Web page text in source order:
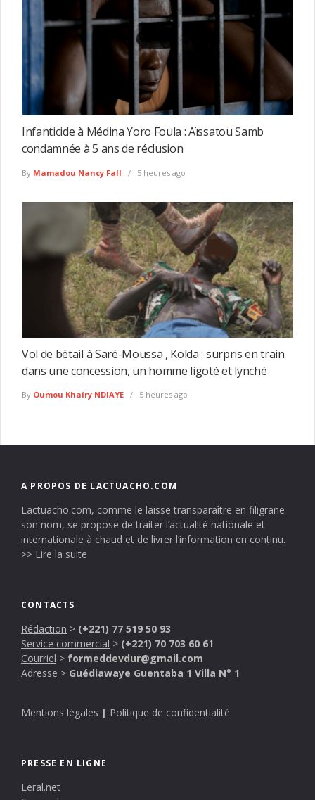
Infanticide à Médina Yoro Foula : Aïssatou Samb
condamnée à 5 ans de réclusion
By Mamadou Nancy Fall 5 heures ago
Vol de bétail à Saré-Moussa , Kolda : surpris en train
dans une concession, un homme ligoté et lynché
By Oumou Khaïry NDIAYE 5 heures ago
A PROPOS DE LACTUACHO.COM
Lactuacho.com, comme le laisse transparaître en filigrane
son nom, se propose de traiter l’actualité nationale et
internationale à chaud et de livrer l’information en continu.
>> Lire la suite
CONTACTS
Rédaction > (+221) 77 519 50 93
Service commercial > (+221) 70 703 60 61
Courriel > formeddevdur@gmail.com
Adresse > Guédiawaye Guentaba 1 Villa N° 1
Mentions légales | Politique de confidentialité
PRESSE EN LIGNE
Leral.net